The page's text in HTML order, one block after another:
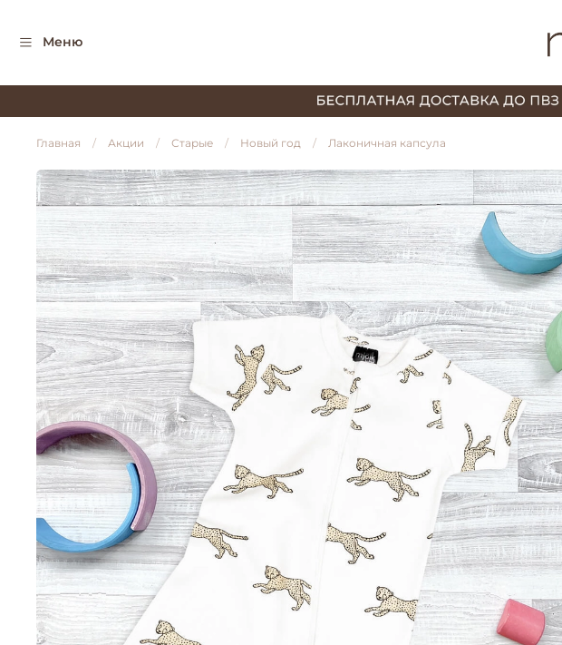
Меню
Главная Акции Старые Новый год Лаконичная капсула